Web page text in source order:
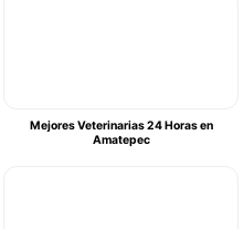
Mejores Veterinarias 24 Horas en
Amatepec